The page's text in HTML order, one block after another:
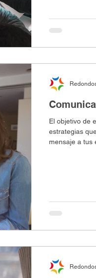
El objetivo de
estrategias
mensaje a tus